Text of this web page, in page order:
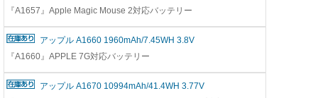
『A1657』Apple Magic Mouse 2対応バッテリー
アップル A1660 1960mAh/7.45WH 3.8V
『A1660』APPLE 7G対応バッテリー
アップル A1670 10994mAh/41.4WH 3.77V